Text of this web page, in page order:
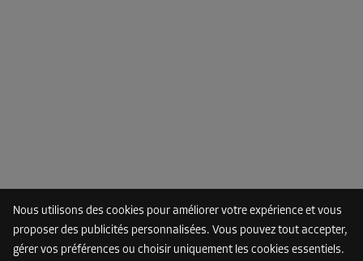
Nous utilisons des cookies pour améliorer votre expérience et vous
proposer des publicités personnalisées. Vous pouvez tout accepter,
gérer vos préférences ou choisir uniquement les cookies essentiels.